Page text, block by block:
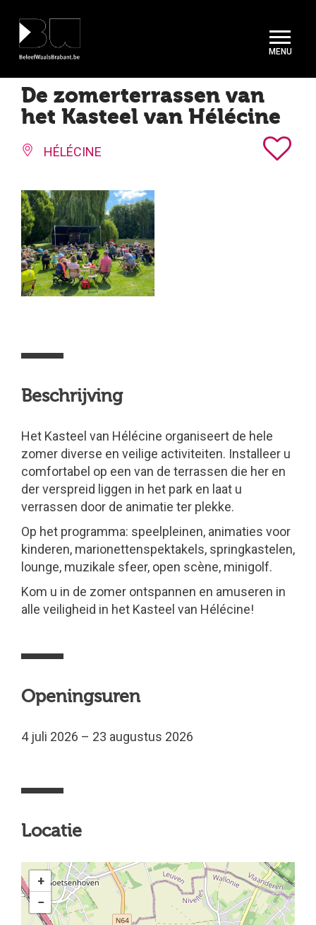
De zomerterrassen van
het Kasteel van Hélécine
HÉLÉCINE
Beschrijving
Het Kasteel van Hélécine organiseert de hele
zomer diverse en veilige activiteiten. Installeer u
comfortabel op een van de terrassen die her en
der verspreid liggen in het park en laat u
verrassen door de animatie ter plekke.
Op het programma: speelpleinen, animaties voor
kinderen, marionettenspektakels, springkastelen,
lounge, muzikale sfeer, open scène, minigolf.
Kom u in de zomer ontspannen en amuseren in
alle veiligheid in het Kasteel van Hélécine!
Openingsuren
4 juli 2026 – 23 augustus 2026
Locatie
+
−